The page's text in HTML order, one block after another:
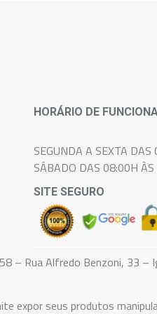
HORÁRIO DE
SEGUNDA A SEXTA
SÁBADO DAS 08:00H
SITE SEGURO
– Rua Alfredo Benzoni, 33 –
expor seus produtos